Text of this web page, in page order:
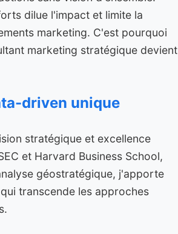
dilue l'impact et limite la
marketing. C'est pourquoi
marketing stratégique devient
driven unique
stratégique et excellence
et Harvard Business School,
géostratégique, j'apporte
transcende les approches